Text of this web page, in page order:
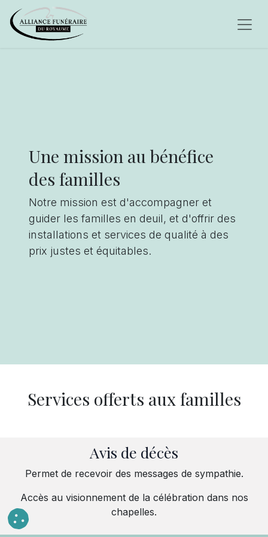
Une mission au bénéfice
des familles
Notre mission est d'accompagner et
guider les familles en deuil, et d'offrir des
installations et services de qualité à des
prix justes et équitables.
Services offerts aux familles
Avis de décès
Permet de recevoir des messages de sympathie.
Accès au visionnement de la célébration dans nos
chapelles.